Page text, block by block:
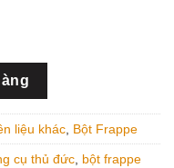
liệu khác Bột Frappe
cụ thủ đức bột frappe